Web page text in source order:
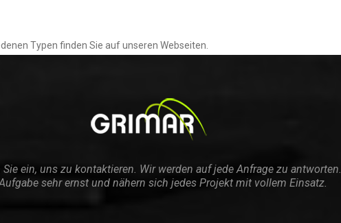
Typen finden Sie auf unseren Webseiten.
Sie ein, uns zu kontaktieren. Wir werden auf jede Anfrage zu antworten.
sehr ernst und nähern sich jedes Projekt mit vollem Einsatz.